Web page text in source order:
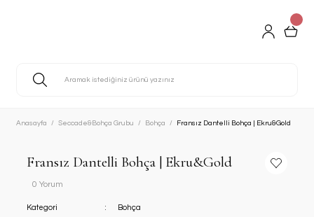
Anasayfa Seccade&Bohça Grubu Bohça Fransız Dantelli Bohça | Ekru&Gold
Fransız Dantelli Bohça | Ekru&Gold
0 Yorum
Kategori
Bohça